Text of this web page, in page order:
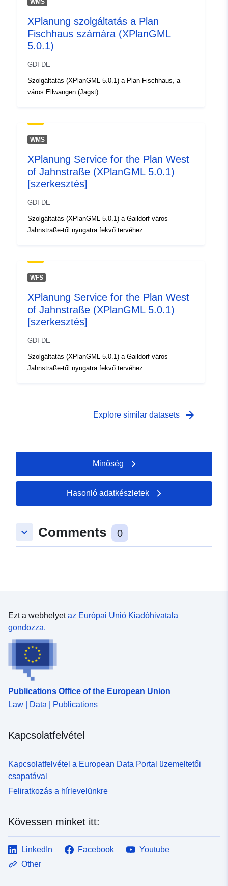
49.0166946 ], [ 9.6741753,
49.0145196 ], [ 9.670607,
WMS
XPlanung szolgáltatás a Plan
Fischhaus számára (XPlanGML
5.0.1)
GDI-DE
Szolgáltatás (XPlanGML 5.0.1) a Plan Fischhaus, a
város Ellwangen (Jagst)
WMS
XPlanung Service for the Plan West
of Jahnstraße (XPlanGML 5.0.1)
[szerkesztés]
GDI-DE
Szolgáltatás (XPlanGML 5.0.1) a Gaildorf város
Jahnstraße-től nyugatra fekvő tervéhez
WFS
XPlanung Service for the Plan West
of Jahnstraße (XPlanGML 5.0.1)
[szerkesztés]
GDI-DE
Szolgáltatás (XPlanGML 5.0.1) a Gaildorf város
Jahnstraße-től nyugatra fekvő tervéhez
Explore similar datasets arrow_forward
Minőség
Hasonló adatkészletek
keyboard_arrow_down Comments 0
Ezt a webhelyetaz Európai Unió Kiadóhivatala
gondozza.
Publications Office of the European Union
Law | Data | Publications
Kapcsolatfelvétel
Kapcsolatfelvétel a European Data Portal üzemeltetői
csapatával
Feliratkozás a hírlevelünkre
Kövessen minket itt:
LinkedIn Facebook
Youtube
Other